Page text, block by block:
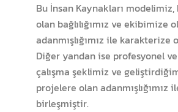
Bu İnsan Kaynakları
olan bağlılığımız ve ekibimize
adanmışlığımız ile karakterize
Diğer yandan ise profesyonel
çalışma şeklimiz ve
projelere olan adanmışlığımız
birleşmiştir.